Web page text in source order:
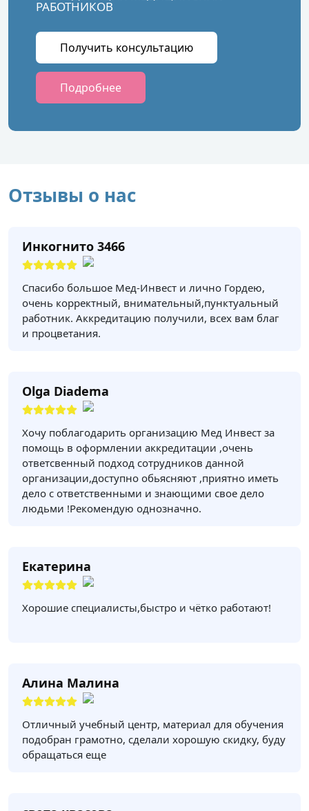
РАБОТНИКОВ
Получить консультацию
Подробнее
Отзывы о нас
Инкогнито 3466
Спасибо большое Мед-Инвест и лично Гордею,
очень корректный, внимательный,пунктуальный
работник. Аккредитацию получили, всех вам благ
и процветания.
Olga Diadema
Хочу поблагодарить организацию Мед Инвест за
помощь в оформлении аккредитации ,очень
ответсвенный подход сотрудников данной
организации,доступно обьясняют ,приятно иметь
дело с ответственными и знающими свое дело
людьми !Рекомендую однозначно.
Екатерина
Хорошие специалисты,быстро и чётко работают!
Алина Малина
Отличный учебный центр, материал для обучения
подобран грамотно, сделали хорошую скидку, буду
обращаться еще